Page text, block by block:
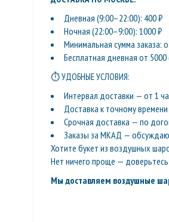
Дневная (9:00–22:00): 400 ₽
Ночная (22:00–9:00): 1000 ₽
Минимальная сумма заказа:
Бесплатная дневная от 5000
⏱ УДОБНЫЕ УСЛОВИЯ:
Интервал доставки — от 1
Доставка к точному
Срочная доставка — по
Заказы за МКАД —
Хотите букет из воздушных
Нет ничего проще —
Мы доставляем воздушные